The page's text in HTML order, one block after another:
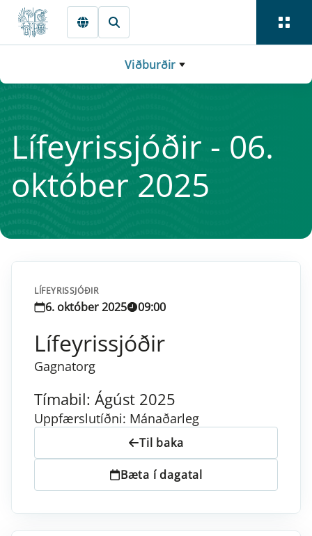
Fara beint í Meginmál
Viðburðir
Líf­ey­ris­sjóðir - 06.
októ­ber 2025
LÍFEYRISSJÓÐIR
6. október 2025 09:00
Lífeyrissjóðir
Gagnatorg
Tímabil: Ágúst 2025
Uppfærslutíðni: Mánaðarleg
Til baka
Bæta í dagatal